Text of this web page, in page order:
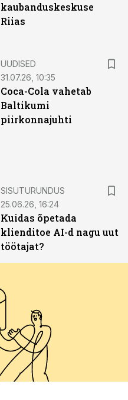
kaubanduskeskuse
Riias
UUDISED
31.07.26, 10:35
Coca-Cola vahetab
Baltikumi
piirkonnajuhti
SISUTURUNDUS
25.06.26, 16:24
Kuidas õpetada
klienditoe AI-d nagu uut
töötajat?